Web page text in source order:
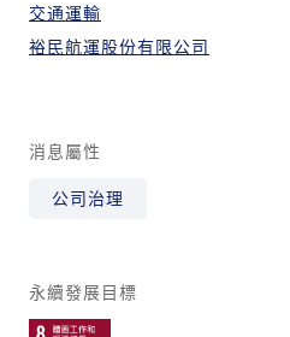
交通運輸
裕民航運股份有限公司
消息屬性
公司治理
永續發展目標